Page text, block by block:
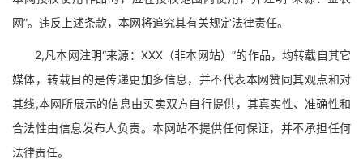
网”。违反上述条款，本网将追究其有关规定法律责任。
2,凡本网注明“来源：XXX（非本网站）”的作品，均转载自其它
媒体，转载目的是传递更加多信息，并不代表本网赞同其观点和对
其线,本网所展示的信息由买卖双方自行提供，其真实性、准确性和
合法性由信息发布人负责。本网站不提供任何保证，并不承担任何
法律责任。